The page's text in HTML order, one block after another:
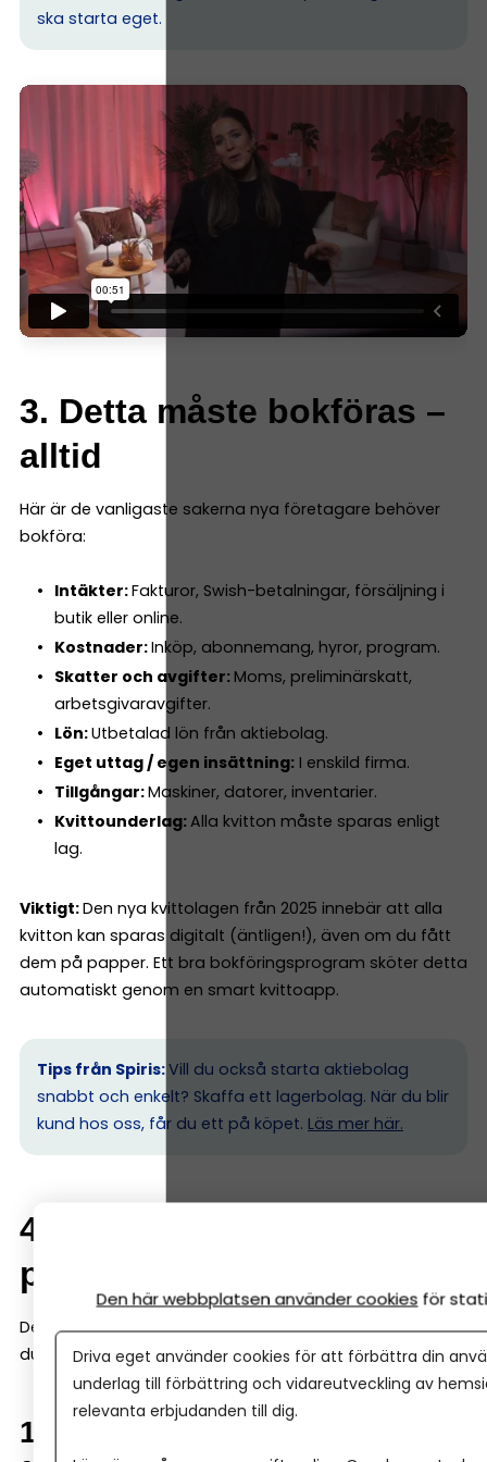
ska starta eget.
3. Detta måste bokföras –
alltid
Här är de vanligaste sakerna nya företagare behöver
bokföra:
Intäkter:Fakturor, Swish-betalningar, försäljning i
butik eller online.
Kostnader:Inköp, abonnemang, hyror, program.
Skatter och avgifter: Moms, preliminärskatt,
arbetsgivaravgifter.
Lön:Utbetalad lön från aktiebolag.
Eget uttag / egen insättning:I enskild firma.
Tillgångar:Maskiner, datorer, inventarier.
Kvittounderlag:Alla kvitton måste sparas enligt
lag.
Viktigt:Den nya kvittolagen från 2025 innebär att alla
kvitton kan sparas digitalt (äntligen!), även om du fått
dem på papper. Ett bra bokföringsprogram sköter detta
automatiskt genom en smart kvittoapp.
Tips från Spiris:Vill du också starta aktiebolag
snabbt och enkelt? Skaffa ett lagerbolag. När du blir
kund hos oss, får du ett på köpet. Läs mer här.
4. Så fungerar bokföring i
praktiken (steg för steg)
Det är här många tror att bokföring blir svårt. Men gör
du det enkelt, så är det enkelt. Här är grunderna:
1. Samla alla kvitton och
Den här webbplatsen använder cookies för
Driva eget använder cookies för att förbättra din
underlag till förbättring och vidareutveckling av
relevanta erbjudanden till dig.